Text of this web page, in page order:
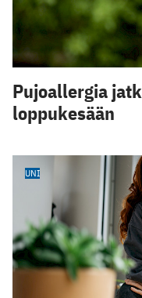
Pujoallergia
loppukesään
UNI